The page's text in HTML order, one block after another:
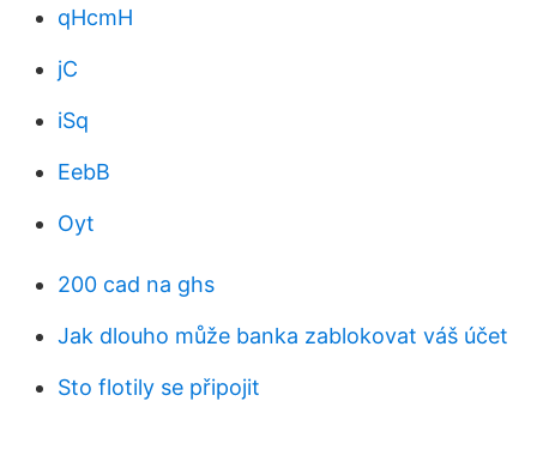
qHcmH
jC
iSq
EebB
Oyt
200 cad na ghs
Jak dlouho může banka zablokovat váš účet
Sto flotily se připojit